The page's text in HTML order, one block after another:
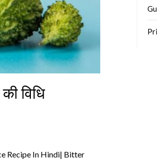
विधि
Recipe In Hindi| Bitter